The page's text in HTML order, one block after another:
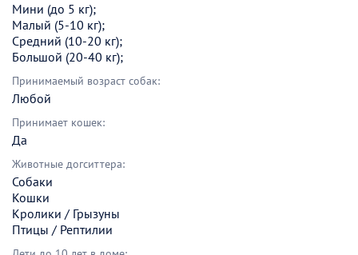
Мини (до 5 кг);
Малый (5-10 кг);
Средний (10-20 кг);
Большой (20-40 кг);
Принимаемый возраст собак:
Любой
Принимает кошек:
Да
Животные догситтера:
Собаки
Кошки
Кролики / Грызуны
Птицы / Рептилии